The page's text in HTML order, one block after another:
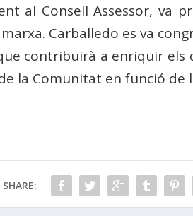
al Consell Assessor, va
Carballedo es va
contribuirà a enriquir els
la Comunitat en funció de
SHARE: